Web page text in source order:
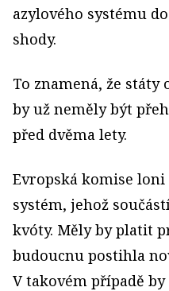
azylového systému
shody.
To znamená, že
by už neměly být
před dvěma lety.
Evropská komise
systém, jehož
kvóty. Měly by platit
budoucnu postihla
V takovém případě